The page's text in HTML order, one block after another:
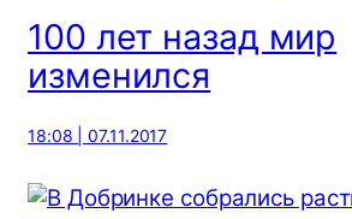
100 лет назад мир
изменился
18:08 | 07.11.2017